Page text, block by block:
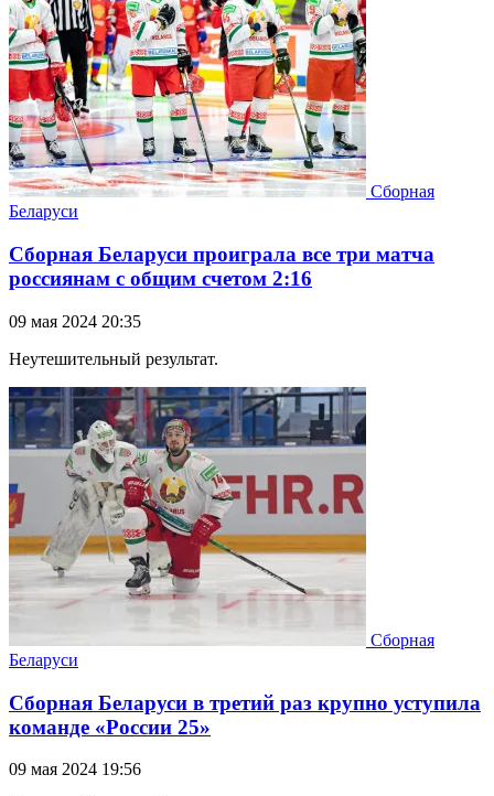
Сборная
Беларуси
Сборная Беларуси проиграла все три матча
россиянам с общим счетом 2:16
09 мая 2024 20:35
Неутешительный результат.
Сборная
Беларуси
Сборная Беларуси в третий раз крупно уступила
команде «России 25»
09 мая 2024 19:56